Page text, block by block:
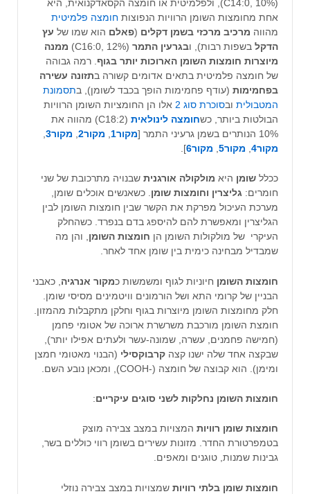
(C14:0, 10%), ולפלמיטית או חומצה הקסאדקנואית, היא
אחת מחומצות השומן הרוויות הנפוצות חומצה פלמיטית
מהווה מרכיב מרכזי בשמן דקלים (פאלם הוא שמו של עץ
הדקל בשפות רבות), ובגרעין התמר (C16:0, 12%)
ממנה
מיוצרות חומצות השומן הארוכות יותר בגוף . רמה גבוהה
של חומצה פלמיטית בתאים אדומים קשורה בתזונה עשירה
בפחמימות (עודף פחמימות הופך בכבד לשומן), בתסמונת
המטבולית ובסוכרת סוג 2
אלו הן החומציות השומן הרוויות
הבולטות ביותר, כשחומצה לינולאית
(C18:2) מהווה את
10% הנותרים בשמן גרעיני התמר [
מקור1 מקור2 מקור3
מקור4
מקור5 מקור6 ].
ככלל שומן היא מולקולה אורגנית שבנויה מתרכובת של שני
חומרים: גליצרין וחומצות שומן . כשאנשים אוכלים שומן,
מערכת העיכול מפרקת את הקשר שבין חומצות השומן לבין
הגליצרין ומאפשרת להם להיספג בדם בנפרד. כשהחלק
העיקרי של מולקולות השומן הן חומצות השומן , והן מה
שמבדיל מבחינה כימית בין שומן אחד לאחר.
חומצות השומן חיוניות לגוף ומשמשות כמקור אנרגיה , כאבני
הבניין של קרומי התא ושל הורמונים וויטמינים מסיסי שומן.
חלק מחומצות השומן מיוצרות בגוף וחלקן מתקבלות מהמזון.
חומצת השומן מורכבת משרשרת ארוכה של אטומי פחמן
(חמישה פחמנים, עשרה, שמונה-עשר ולעתים אפילו יותר),
שבקצה אחד שלה ישנו קצה קרבוקסילי (הבנוי מאטומי חמצן
ומימן). הוא קבוצה של חומצה (-COOH), ומכאן נובע השם.
חומצות השומן נחלקות לשני סוגים עיקריים:
חומצות שומן רוויות המצויות במצב צבירה מוצק
בטמפרטורת החדר. מזונות עשירים בשומן רווי כוללים בשר,
גבינות שמנות, טוגנים ומאפים.
חומצות שומן בלתי רוויות שמצויות במצב צבירה נוזלי